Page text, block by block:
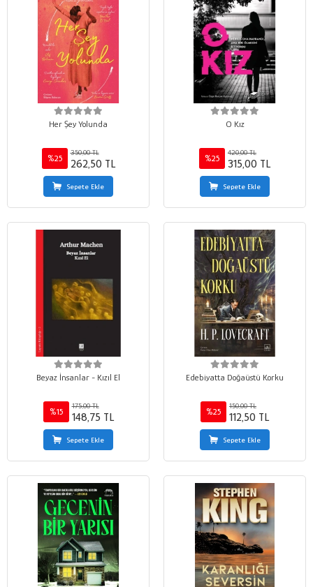
Her Şey Yolunda
%25
350,00 TL
262,50 TL
Sepete Ekle
O Kız
%25
420,00 TL
315,00 TL
Sepete Ekle
Beyaz İnsanlar - Kızıl El
%15
175,00 TL
148,75 TL
Sepete Ekle
Edebiyatta Doğaüstü Korku
%25
150,00 TL
112,50 TL
Sepete Ekle